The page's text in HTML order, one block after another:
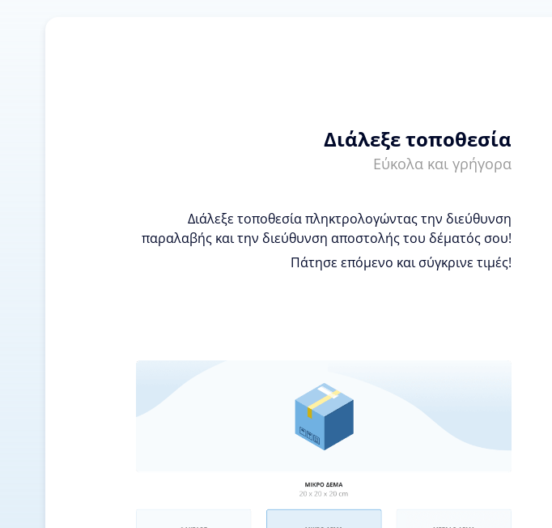
Διάλεξε τοποθεσία
Εύκολα και γρήγορα
Διάλεξε τοποθεσία πληκτρολογώντας την διεύθυνση
παραλαβής και την διεύθυνση αποστολής του δέματός σου!
Πάτησε επόμενο και σύγκρινε τιμές!